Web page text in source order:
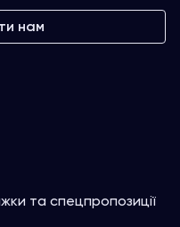
нам
та спецпропозиції